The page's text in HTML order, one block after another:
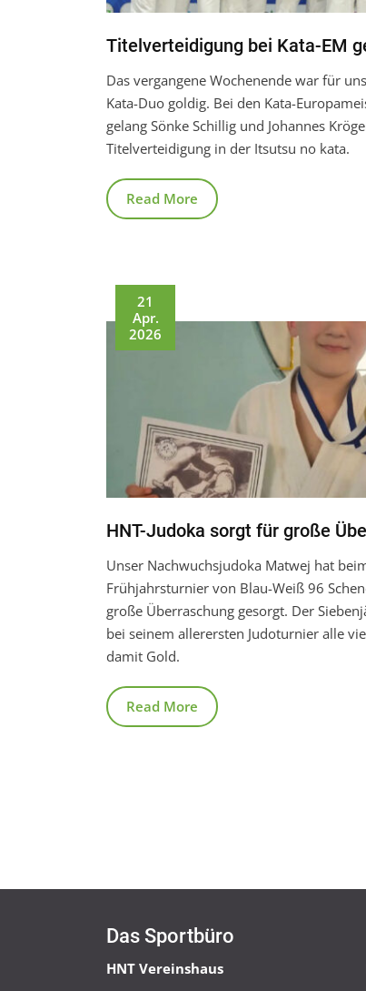
Titelverteidigung bei Kata-EM
Das vergangene Wochenende war für
Kata-Duo goldig. Bei den Kata-
gelang Sönke Schillig und Johannes
Titelverteidigung in der Itsutsu no kata.
Read More
21
Apr.
2026
HNT-Judoka sorgt für große
Unser Nachwuchsjudoka Matwej hat
Frühjahrsturnier von Blau-Weiß 96
große Überraschung gesorgt. Der
bei seinem allerersten Judoturnier alle
damit Gold.
Read More
Das Sportbüro
HNT Vereinshaus